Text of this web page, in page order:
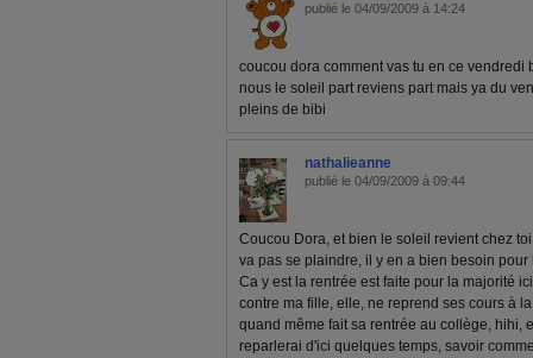
publié le 04/09/2009 à 14:24
coucou dora comment vas tu en ce vendredi
nous le soleil part reviens part mais ya du
pleins de bibi
nathalieanne
publié le 04/09/2009 à 09:44
Coucou Dora, et bien le soleil revient chez
va pas se plaindre, il y en a bien besoin pour
Ca y est la rentrée est faite pour la majorité
contre ma fille, elle, ne reprend ses cours à
quand même fait sa rentrée au collège, hihi,
reparlerai d'ici quelques temps, savoir